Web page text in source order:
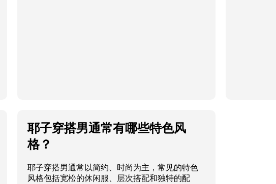
耶子穿搭男通常有哪些特色风
格？
耶子穿搭男通常以简约、时尚为主，常见的特色
风格包括宽松的休闲服、层次搭配和独特的配